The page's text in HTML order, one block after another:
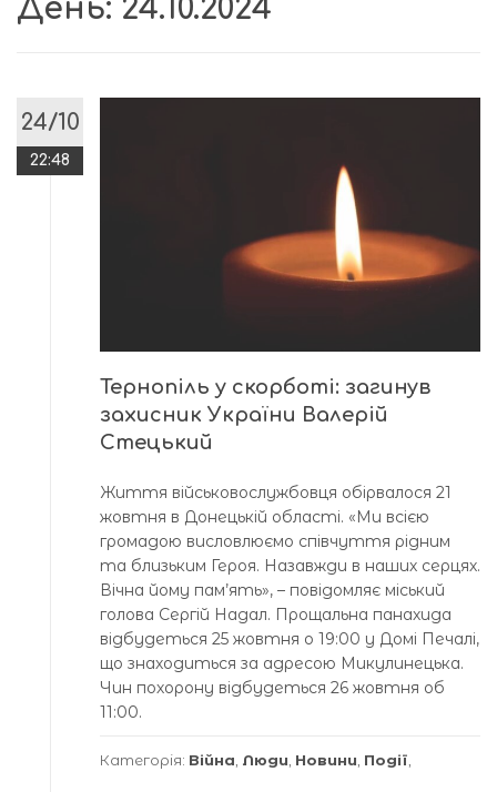
День: 24.10.2024
24/10
22:48
Тернопіль у скорботі: загинув
захисник України Валерій
Стецький
Життя військовослужбовця обірвалося 21
жовтня в Донецькій області. «Ми всією
громадою висловлюємо співчуття рідним
та близьким Героя. Назавжди в наших серцях.
Вічна йому пам’ять», – повідомляє міський
голова Сергій Надал. Прощальна панахида
відбудеться 25 жовтня о 19:00 у Домі Печалі,
що знаходиться за адресою Микулинецька.
Чин похорону відбудеться 26 жовтня об
11:00.
Категорія: Війна Люди Новини Події